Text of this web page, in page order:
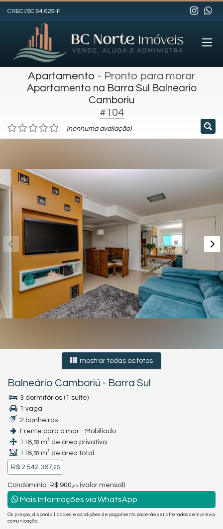
CRECI/SC 64.629-F
Apartamento - Pronto para morar
Apartamento na Barra Sul Balneario
Camboriu
#104
(nenhuma avaliação)
mostrar todas as fotos
Balneário Camboriú - Barra Sul
3 dormitórios (1 suíte)
1 vaga
2 banheiros
Frente para o mar - Mobiliado
118,58 m² de área privativa
118,58 m² de área total
R$ 2.542.367,95
Condomínio: R$ 900, 00 (valor mensal)
Mais Informações via WhatsApp
Os preços, disponibilidades e condições de pagamento poderão ser alterados sem prévia
comunicação.